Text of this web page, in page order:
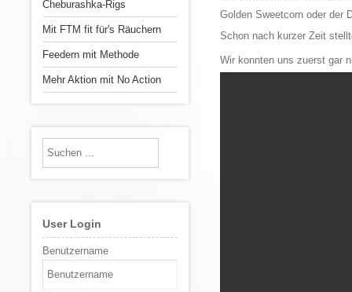
Cheburashka-Rigs
Mit FTM fit für's Räuchern
Feedern mit Methode
Mehr Aktion mit No Action
User Login
Benutzername
Golden Sweetcorn oder der
Schon nach kurzer Zeit
Wir konnten uns zuerst gar